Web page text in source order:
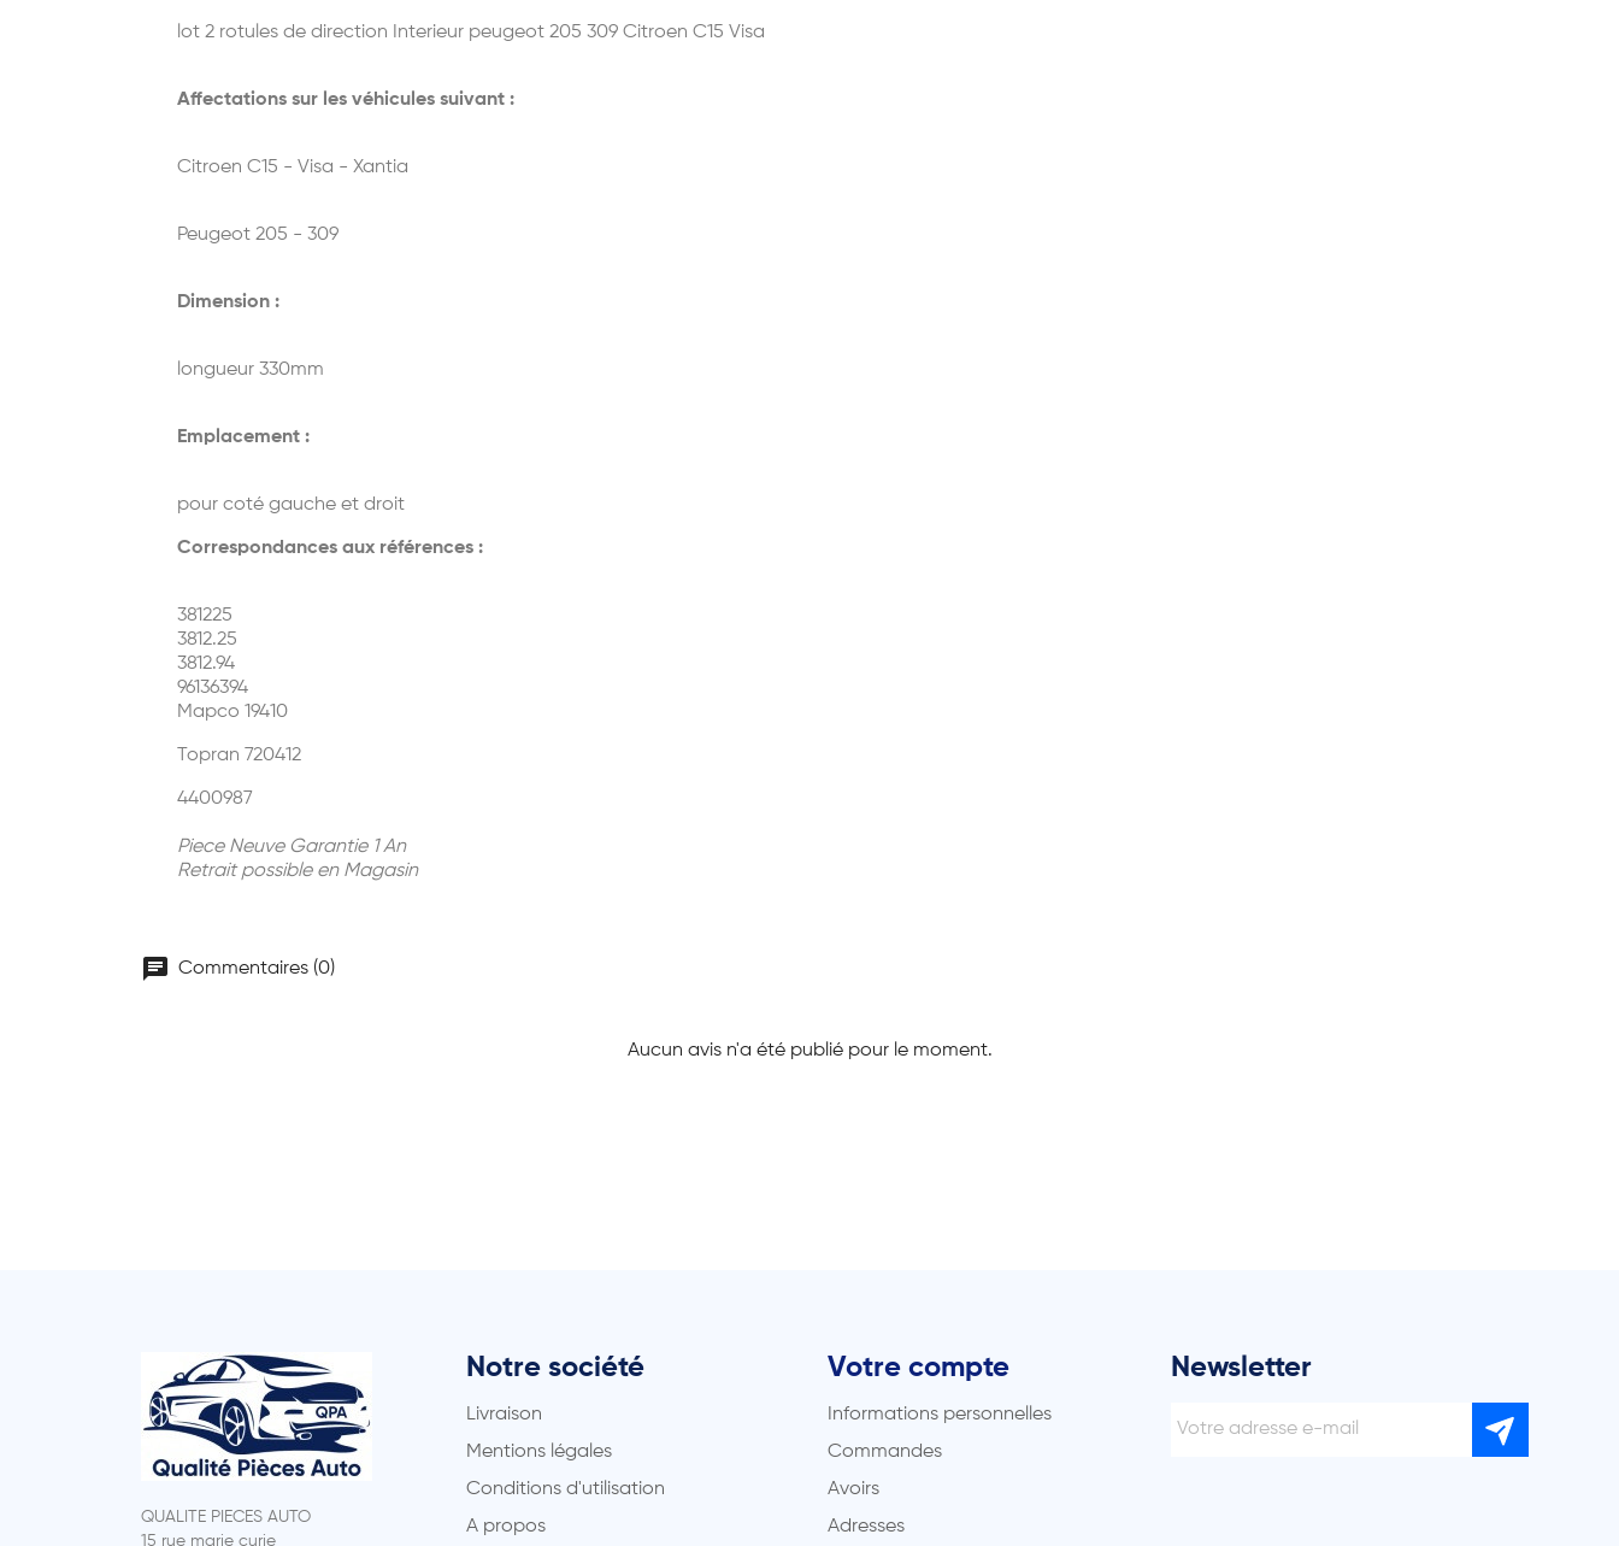
lot 2 rotules de direction Interieur peugeot 205 309 Citroen C15 Visa
Affectations sur les véhicules suivant :
Citroen C15 - Visa - Xantia
Peugeot 205 - 309
Dimension :
longueur 330mm
Emplacement :
pour coté gauche et droit
Correspondances aux références :
381225
3812.25
3812.94
96136394
Mapco 19410
Topran 720412
4400987
Piece Neuve Garantie 1 An
Retrait possible en Magasin
chat Commentaires (0)
Aucun avis n'a été publié pour le moment.
QUALITE PIECES AUTO
15 rue marie curie
Notre société
Livraison
Mentions légales
Conditions d'utilisation
A propos
Votre compte
Informations personnelles
Commandes
Avoirs
Adresses
Newsletter